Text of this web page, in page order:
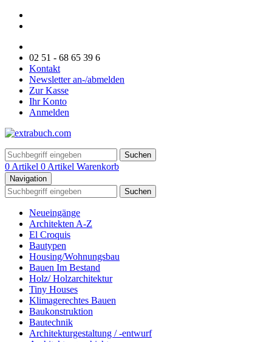
02 51 - 68 65 39 6
Kontakt
Newsletter an-/abmelden
Zur Kasse
Ihr Konto
Anmelden
Suchen
0 Artikel 0 Artikel Warenkorb
Navigation
Suchen
Neueingänge
Architekten A-Z
El Croquis
Bautypen
Housing/Wohnungsbau
Bauen Im Bestand
Holz/ Holzarchitektur
Tiny Houses
Klimagerechtes Bauen
Baukonstruktion
Bautechnik
Architekturgestaltung / -entwurf